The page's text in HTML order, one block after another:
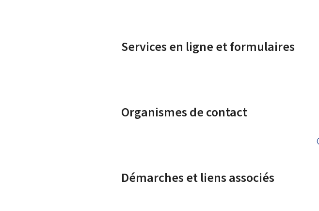
Services en ligne et formulaires
Organismes de contact
Démarches et liens associés